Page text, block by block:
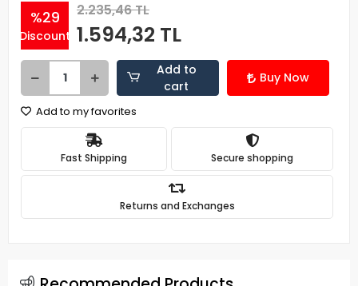
%29
Discount
2.235,46 TL
1.594,32 TL
Add to
cart
Buy Now
Add to my favorites
Fast Shipping Secure shopping
Returns and Exchanges